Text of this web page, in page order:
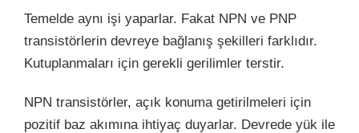
Temelde aynı işi yaparlar. Fakat NPN ve PNP
transistörlerin devreye bağlanış şekilleri farklıdır.
Kutuplanmaları için gerekli gerilimler terstir.
NPN transistörler, açık konuma getirilmeleri için
pozitif baz akımına ihtiyaç duyarlar. Devrede yük ile